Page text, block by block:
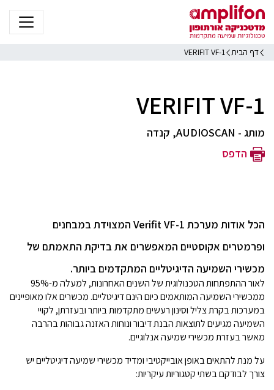
דף הבית VERIFIT VF-1
VERIFIT VF-1
מותג - AUDIOSCAN, קנדה
הדפס
הכל אודות מערכת Verifit VF-1 המצוידת במבחנים
ופרמטרים אקוסטיים המאפשרים את בדיקת התאמתם של
מכשירי השמיעה הדיגיטליים המתקדמים ביותר.
לאור ההתפתחות הטכנולוגית של השנים האחרונות, למעלה מ-95%
ממכשירי השמיעה המותאמים כיום הינם דיגיטליים. מכשרים אלו מאופיינים
במערכות בקרת צליל וסינון רעשים מתקדמות ביותר ובעזרתן, לקויי
השמיעה מגיעים לתוצאות הבנת דיבור ונוחות האזנה גבוהות בהרבה
מאשר בעזרת מכשירי שמיעה אנלוגיים.
על מנת להתאים באופן אובייקטיבי ומדיד מכשירי שמיעה דיגיטליים יש
צורך לבודקם בשתי קטגוריות עיקריות: